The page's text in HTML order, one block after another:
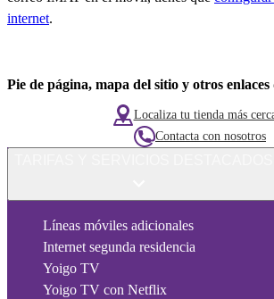
internet.
Pie de página, mapa del sitio y otros enlaces
Localiza tu tienda más
Contacta con nosotros
Líneas móviles adicionales
Internet segunda residencia
Yoigo TV
Yoigo TV con Netflix